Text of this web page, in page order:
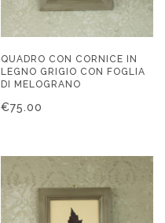
QUADRO CON CORNICE IN
LEGNO GRIGIO CON FOGLIA
DI MELOGRANO
€75.00